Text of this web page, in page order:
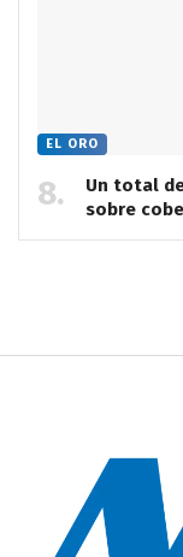
EL ORO
Un total
sobre